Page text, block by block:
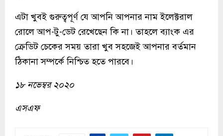
এটা খুবই গুরুত্বপূর্ণ যে আপনি আপনার নাম ইলেক্টরাল
রোলে আপ-টু-ডেট রেখেছেন কি না। তাহলে ব্যাংক এর
ক্রেডিট চেকের সময় তারা খুব সহজেই আপনার বর্তমান
ঠিকানা সম্পর্কে নিশ্চিত হতে পারবে।
১৮ নভেম্বর ২০২০
এসএফ